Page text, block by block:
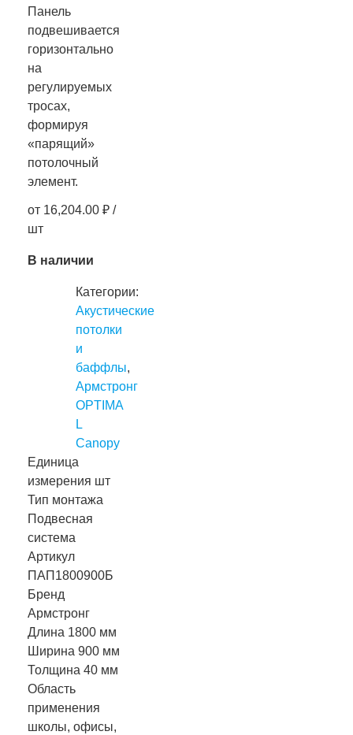
Панель
подвешивается
горизонтально
на
регулируемых
тросах,
формируя
«парящий»
потолочный
элемент.
от 16,204.00 ₽ /
шт
В наличии
Категории:
Акустические
потолки
и
баффлы,
Армстронг
OPTIMA
L
Canopy
Единица
измерения шт
Тип монтажа
Подвесная
система
Артикул
ПАП1800900Б
Бренд
Армстронг
Длина 1800 мм
Ширина 900 мм
Толщина 40 мм
Область
применения
школы, офисы,